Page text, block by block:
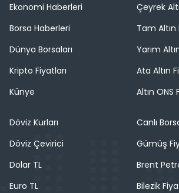
Ekonomi Haberleri
Borsa Haberleri
Dünya Borsaları
Kripto Fiyatları
Künye
Çeyrek
Tam Altın
Yarım
Ata Altın
Altın ONS
Döviz Kurları
Döviz Çevirici
Dolar TL
Euro TL
Canlı
Gümüş
Brent
Bilezik